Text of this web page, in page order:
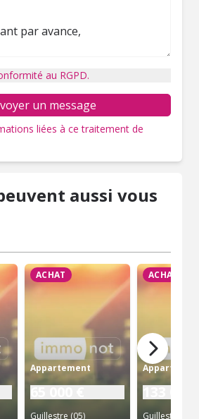
au RGPD.
un message
liées à ce traitement de
aussi vous
ACHAT
Appartement
65 000 €
Guillestre (05)
ACHAT
133 000
Guillestre (05)